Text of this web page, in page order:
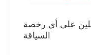
حاصلين على أي رخصة
السياقة